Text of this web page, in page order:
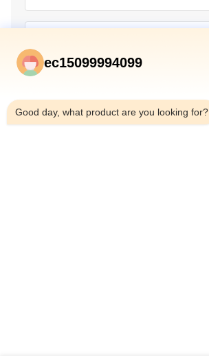
ec15099994099
Good day, what product are you looking for?